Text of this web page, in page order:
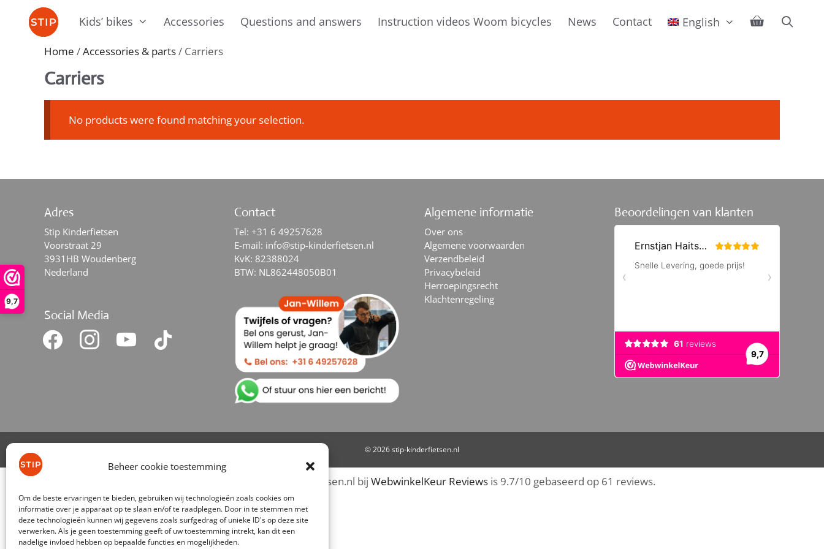
9,7
Beheer cookie toestemming
Om de beste ervaringen te bieden, gebruiken wij technologieën zoals cookies om
informatie over je apparaat op te slaan en/of te raadplegen. Door in te stemmen met
deze technologieën kunnen wij gegevens zoals surfgedrag of unieke ID's op deze site
verwerken. Als je geen toestemming geeft of uw toestemming intrekt, kan dit een
nadelige invloed hebben op bepaalde functies en mogelijkheden.
content
Kids’ bikes Accessories Questions and answers Instruction videos Woom bicycles News Contact English
Home /Accessories & parts/ Carriers
Carriers
No products were found matching your selection.
Adres
Stip Kinderfietsen
Voorstraat 29
3931HB Woudenberg
Nederland
Social Media
facebook instagram youtube tiktok
Contact
Tel: +31 6 49257628
E-mail: info@stip-kinderfietsen.nl
KvK: 82388024
BTW: NL862448050B01
Algemene informatie
Over ons
Algemene voorwaarden
Verzendbeleid
Privacybeleid
Herroepingsrecht
Klachtenregeling
Beoordelingen van klanten
© 2026 stip-kinderfietsen.nl
De waardering van stip-kinderfietsen.nl bij WebwinkelKeur Reviews is 9.7/10 gebaseerd op 61 reviews.